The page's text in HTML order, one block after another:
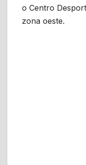
o Centro
zona oeste.